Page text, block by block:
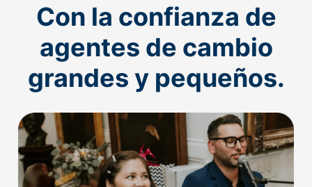
Con la confianza de
agentes de cambio
grandes y pequeños.